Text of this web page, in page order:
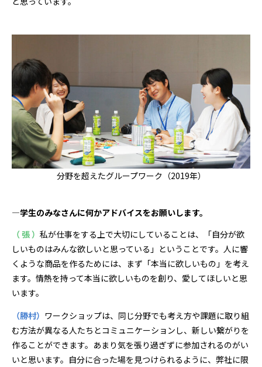
分野を超えたグループワーク（2019年）
―学生のみなさんに何かアドバイスをお願いします。
（ 張 ） 私が仕事をする上で大切にしていることは、「自分が欲
しいものはみんな欲しいと思っている」ということです。人に響
くような商品を作るためには、まず「本当に欲しいもの」を考え
ます。情熱を持って本当に欲しいものを創り、愛してほしいと思
います。
（勝村） ワークショップは、同じ分野でも考え方や課題に取り組
む方法が異なる人たちとコミュニケーションし、新しい繋がりを
作ることができます。あまり気を張り過ぎずに参加されるのがい
いと思います。自分に合った場を見つけられるように、弊社に限